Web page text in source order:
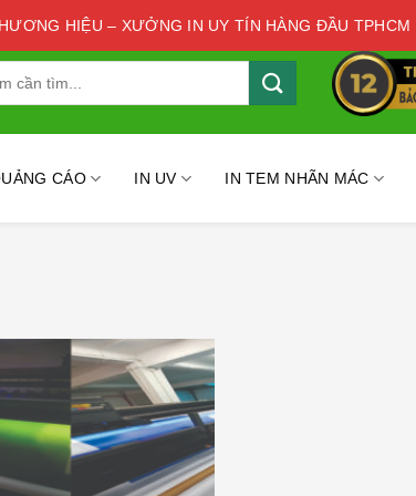
HIỆU – XƯỞNG IN UY TÍN HÀNG ĐẦU TPHCM
CÁO IN UV IN TEM NHÃN MÁC